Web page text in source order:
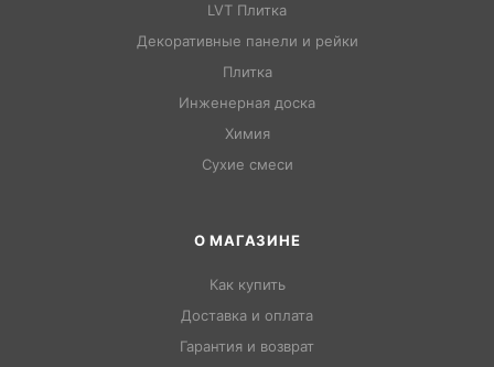
LVT Плитка
Декоративные панели и рейки
Плитка
Инженерная доска
Химия
Сухие смеси
О МАГАЗИНЕ
Как купить
Доставка и оплата
Гарантия и возврат